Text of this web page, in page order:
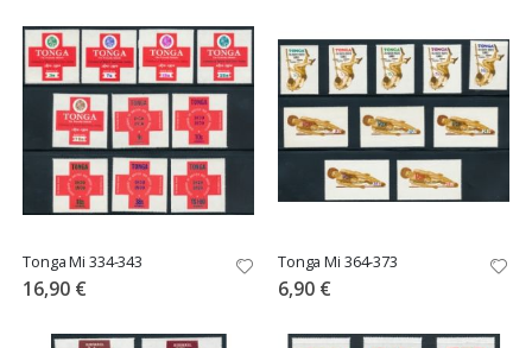
Tonga Mi 334-343
16,90 €
Tonga Mi 364-373
6,90 €